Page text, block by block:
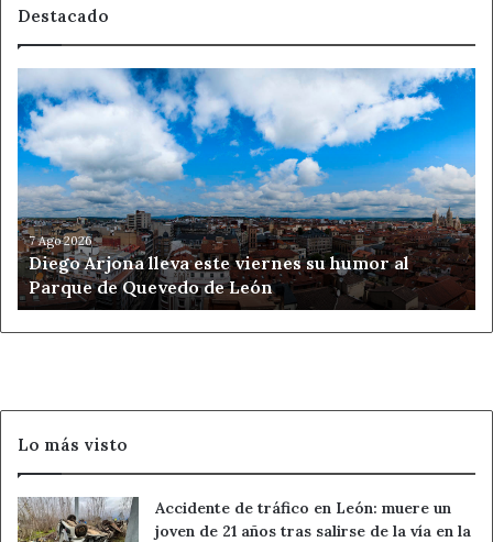
Destacado
Diego
Arjona
lleva
este
viernes
su
humor
al
Parque
de
Quevedo
de
7 Ago 2026
Diego Arjona lleva este viernes su humor al
Parque de Quevedo de León
Lo más visto
Accidente de tráfico en León: muere un
joven de 21 años tras salirse de la vía en la